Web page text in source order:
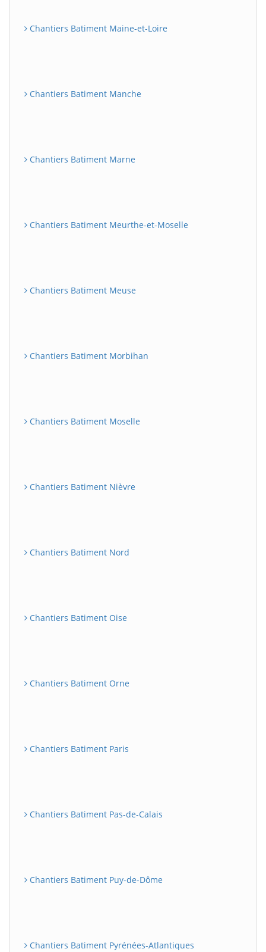
Chantiers Batiment Maine-et-Loire
Chantiers Batiment Manche
Chantiers Batiment Marne
Chantiers Batiment Meurthe-et-Moselle
Chantiers Batiment Meuse
Chantiers Batiment Morbihan
Chantiers Batiment Moselle
Chantiers Batiment Nièvre
Chantiers Batiment Nord
Chantiers Batiment Oise
Chantiers Batiment Orne
Chantiers Batiment Paris
Chantiers Batiment Pas-de-Calais
Chantiers Batiment Puy-de-Dôme
Chantiers Batiment Pyrénées-Atlantiques